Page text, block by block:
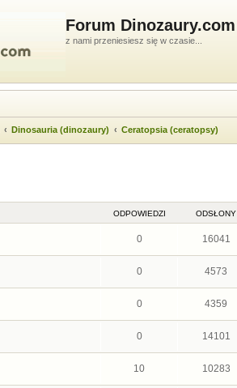
Forum Dinozaury.com
z nami przeniesiesz się w czasie...
Dinosauria (dinozaury) Ceratopsia (ceratopsy)
ODPOWIEDZI ODSŁONY
0 16041
0 4573
0 4359
0 14101
10 10283